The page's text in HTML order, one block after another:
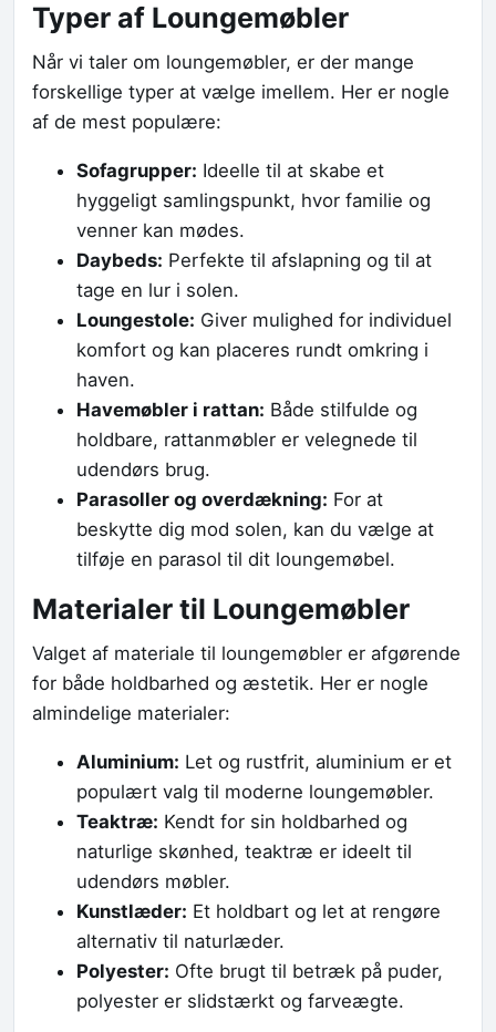
Typer af Loungemøbler
Når vi taler om loungemøbler, er der mange
forskellige typer at vælge imellem. Her er nogle
af de mest populære:
Sofagrupper: Ideelle til at skabe et
hyggeligt samlingspunkt, hvor familie og
venner kan mødes.
Daybeds: Perfekte til afslapning og til at
tage en lur i solen.
Loungestole: Giver mulighed for individuel
komfort og kan placeres rundt omkring i
haven.
Havemøbler i rattan: Både stilfulde og
holdbare, rattanmøbler er velegnede til
udendørs brug.
Parasoller og overdækning: For at
beskytte dig mod solen, kan du vælge at
tilføje en parasol til dit loungemøbel.
Materialer til Loungemøbler
Valget af materiale til loungemøbler er afgørende
for både holdbarhed og æstetik. Her er nogle
almindelige materialer:
Aluminium: Let og rustfrit, aluminium er et
populært valg til moderne loungemøbler.
Teaktræ: Kendt for sin holdbarhed og
naturlige skønhed, teaktræ er ideelt til
udendørs møbler.
Kunstlæder: Et holdbart og let at rengøre
alternativ til naturlæder.
Polyester: Ofte brugt til betræk på puder,
polyester er slidstærkt og farveægte.